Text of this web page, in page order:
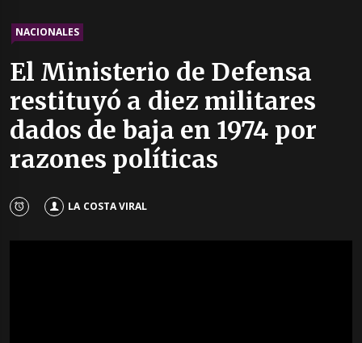
NACIONALES
El Ministerio de Defensa
restituyó a diez militares
dados de baja en 1974 por
razones políticas
LA COSTA VIRAL